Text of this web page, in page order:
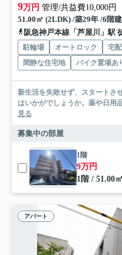
9万円 管理/共益費10,000円
51.00㎡ (2LDK) /築29年 /6階建
阪急神戸本線「芦屋川」駅
駐輪場 オートロック 宅
閑静な住宅地
バイク置場あ
新生活を失敗せず、スタートさ
はいかがでしょうか。薬や日用
見る
募集中の部屋
1階
9万円
1階 / 51.00
アパート